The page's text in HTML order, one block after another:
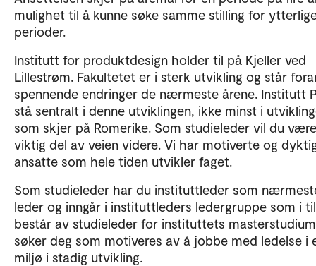
mulighet til å kunne søke samme stilling for
perioder.
Institutt for produktdesign holder til på Kjeller ved
Lillestrøm. Fakultetet er i sterk utvikling og står
spennende endringer de nærmeste årene. Institutt
stå sentralt i denne utviklingen, ikke minst i
som skjer på Romerike. Som studieleder vil du
viktig del av veien videre. Vi har motiverte og
ansatte som hele tiden utvikler faget.
Som studieleder har du instituttleder som
leder og inngår i instituttleders ledergruppe som i
består av studieleder for instituttets
søker deg som motiveres av å jobbe med ledelse i
miljø i stadig utvikling.